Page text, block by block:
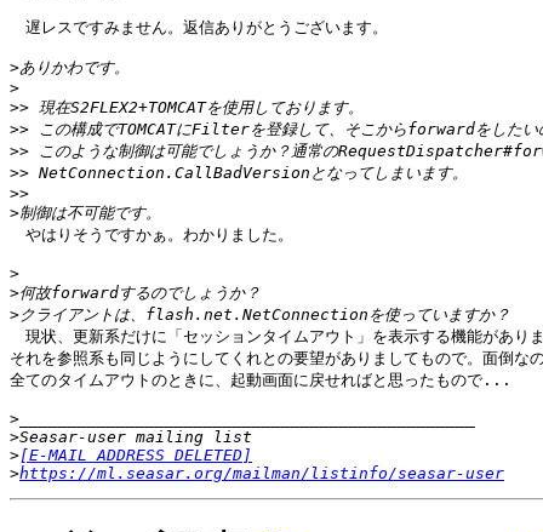
遅レスですみません。返信ありがとうございます。
>
>
>>
>>
>>
>>
>>
>
やはりそうですかぁ。わかりました。
>
>
>
現状、更新系だけに「セッションタイムアウト」を表示する機能があり
それを参照系も同じようにしてくれとの要望がありましてもので。面倒な
全てのタイムアウトのときに、起動画面に戻せればと思ったもので...
>
>
>[E-MAIL ADDRESS DELETED]
>https://ml.seasar.org/mailman/listinfo/seasar-user